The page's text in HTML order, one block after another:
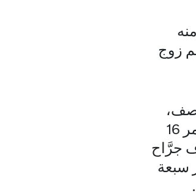
زوج
لعملية جراحية منقذة للحياة في مستشفى سانت ماري في الستينيات عندما كان بعمر 16
جرَّاح
سبعة